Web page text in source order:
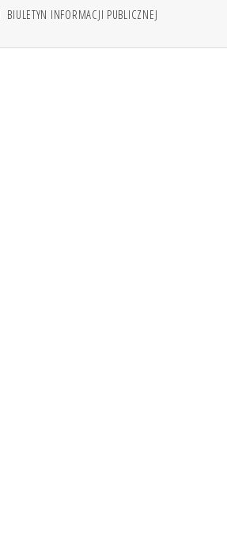
BIULETYN INFORMACJI PUBLICZNEJ